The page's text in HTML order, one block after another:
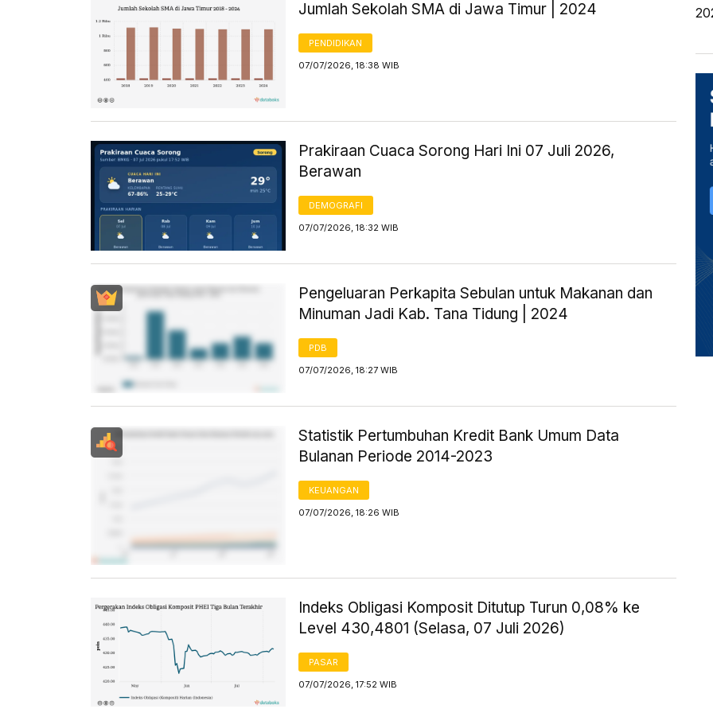
Jumlah Sekolah SMA di Jawa Timur | 2024
PENDIDIKAN
07/07/2026, 18:38 WIB
Prakiraan Cuaca Sorong Hari Ini 07 Juli 2026,
Berawan
DEMOGRAFI
07/07/2026, 18:32 WIB
Pengeluaran Perkapita Sebulan untuk Makanan dan
Minuman Jadi Kab. Tana Tidung | 2024
PDB
07/07/2026, 18:27 WIB
Statistik Pertumbuhan Kredit Bank Umum Data
Bulanan Periode 2014-2023
KEUANGAN
07/07/2026, 18:26 WIB
Indeks Obligasi Komposit Ditutup Turun 0,08% ke
Level 430,4801 (Selasa, 07 Juli 2026)
PASAR
07/07/2026, 17:52 WIB